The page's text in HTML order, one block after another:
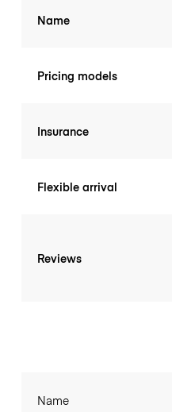
Name
Pricing models
Insurance
Flexible arrival
Reviews
Name